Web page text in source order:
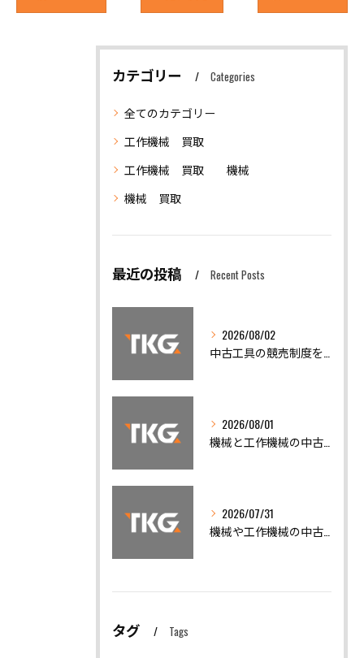
カテゴリー Categories
全てのカテゴリー
工作機械 買取
工作機械 買取 機械
機械 買取
最近の投稿 Recent Posts
2026/08/02
2026/08/01
2026/07/31
タグ Tags